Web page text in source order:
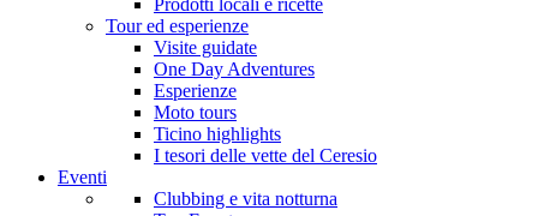
Prodotti locali e ricette
Tour ed esperienze
Visite guidate
One Day Adventures
Esperienze
Moto tours
Ticino highlights
I tesori delle vette del Ceresio
Eventi
Clubbing e vita notturna